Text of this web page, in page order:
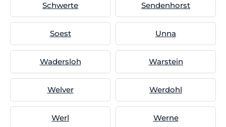
Schwerte Sendenhorst
Soest Unna
Wadersloh Warstein
Welver Werdohl
Werl Werne